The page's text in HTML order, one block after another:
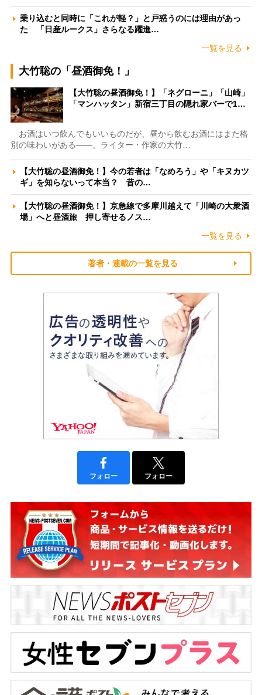
乗り込むと同時に「これが軽？」と戸惑うのには理由があっ
た 「日産ルークス」さらなる躍進…
一覧を見る
大竹聡の「昼酒御免！」
【大竹聡の昼酒御免！】「ネグローニ」「山崎」
「マンハッタン」新宿三丁目の隠れ家バーで1…
お酒はいつ飲んでもいいものだが、昼から飲むお酒にはまた格
別の味わいがある――。ライター・作家の大竹…
【大竹聡の昼酒御免！】今の若者は「なめろう」や「キヌカツ
ギ」を知らないって本当？ 昔の…
【大竹聡の昼酒御免！】京急線で多摩川越えて「川崎の大衆酒
場」へと昼酒旅 押し寄せるノス…
一覧を見る
著者・連載の一覧を見る
フォロー フォロー